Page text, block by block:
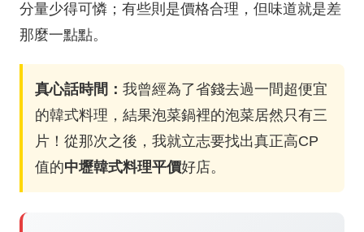
分量少得可憐；有些則是價格合理，但味道就是差
那麼一點點。
真心話時間： 我曾經為了省錢去過一間超便宜
的韓式料理，結果泡菜鍋裡的泡菜居然只有三
片！從那次之後，我就立志要找出真正高CP
值的中壢韓式料理平價好店。